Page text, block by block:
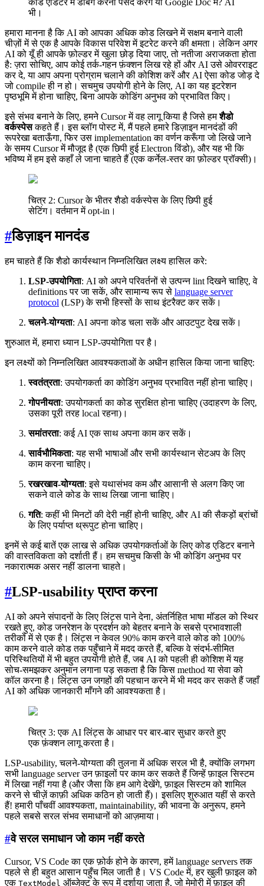
कोड एडिटर में डीबग करना पसंद करेंगे या Google Doc में? AI
भी।
हमारा मानना है कि AI को आपका अधिक कोड लिखने में सक्षम बनाने वाली
चीज़ों में से एक है आपके विकास परिवेश में इटरेट करने की क्षमता। लेकिन अगर
AI को यूँ ही आपके फ़ोल्डर में खुला छोड़ दिया जाए, तो नतीजा अराजकता होता
है: ज़रा सोचिए, आप कोई तर्क-गहन फ़ंक्शन लिख रहे हों और AI उसे ओवरराइट
कर दे, या आप अपना प्रोग्राम चलाने की कोशिश करें और AI ऐसा कोड जोड़ दे
जो compile ही न हो। सचमुच उपयोगी होने के लिए, AI का यह इटरेशन
पृष्ठभूमि में होना चाहिए, बिना आपके कोडिंग अनुभव को प्रभावित किए।
इसे संभव बनाने के लिए, हमने Cursor में वह लागू किया है जिसे हमशैडो
वर्कस्पेसकहते हैं। इस ब्लॉग पोस्ट में, मैं पहले हमारे डिज़ाइन मानदंडों की
रूपरेखा बताऊँगा, फिर उस implementation का वर्णन करूँगा जो लिखे जाने
के समय Cursor में मौजूद है (एक छिपी हुई Electron विंडो), और यह भी कि
भविष्य में हम इसे कहाँ ले जाना चाहते हैं (एक कर्नेल-स्तर का फ़ोल्डर प्रॉक्सी)।
चित्र 2: Cursor के भीतर शैडो वर्कस्पेस के लिए छिपी हुई
सेटिंग। वर्तमान में opt-in।
#डिज़ाइन मानदंड
हम चाहते हैं कि शैडो कार्यस्थान निम्नलिखित लक्ष्य हासिल करे:
LSP-उपयोगिता: AI को अपने परिवर्तनों से उत्पन्न lint दिखने चाहिए, वे
definitions पर जा सकें, और सामान्य रूप से language server
protocol (LSP) के सभी हिस्सों के साथ इंटरैक्ट कर सकें।
चलने-योग्यता: AI अपना कोड चला सकें और आउटपुट देख सकें।
शुरुआत में, हमारा ध्यान LSP-उपयोगिता पर है।
इन लक्ष्यों को निम्नलिखित आवश्यकताओं के अधीन हासिल किया जाना चाहिए:
स्वतंत्रता: उपयोगकर्ता का कोडिंग अनुभव प्रभावित नहीं होना चाहिए।
गोपनीयता: उपयोगकर्ता का कोड सुरक्षित होना चाहिए (उदाहरण के लिए,
उसका पूरी तरह local रहना)।
समांतरता: कई AI एक साथ अपना काम कर सकें।
सार्वभौमिकता: यह सभी भाषाओं और सभी कार्यस्थान सेटअप के लिए
काम करना चाहिए।
रखरखाव-योग्यता: इसे यथासंभव कम और आसानी से अलग किए जा
सकने वाले कोड के साथ लिखा जाना चाहिए।
गति: कहीं भी मिनटों की देरी नहीं होनी चाहिए, और AI की सैकड़ों ब्रांचों
के लिए पर्याप्त थ्रूपुट होना चाहिए।
इनमें से कई बातें एक लाख से अधिक उपयोगकर्ताओं के लिए कोड एडिटर बनाने
की वास्तविकता को दर्शाती हैं। हम सचमुच किसी के भी कोडिंग अनुभव पर
नकारात्मक असर नहीं डालना चाहते।
#LSP-usability प्राप्त करना
AI को अपने संपादनों के लिए लिंट्स पाने देना, अंतर्निहित भाषा मॉडल को स्थिर
रखते हुए, कोड जनरेशन के प्रदर्शन को बेहतर बनाने के सबसे प्रभावशाली
तरीकों में से एक है। लिंट्स न केवल 90% काम करने वाले कोड को 100%
काम करने वाले कोड तक पहुँचाने में मदद करते हैं, बल्कि वे संदर्भ-सीमित
परिस्थितियों में भी बहुत उपयोगी होते हैं, जब AI को पहली ही कोशिश में यह
सोच-समझकर अनुमान लगाना पड़ सकता है कि किस method या सेवा को
कॉल करना है। लिंट्स उन जगहों की पहचान करने में भी मदद कर सकते हैं जहाँ
AI को अधिक जानकारी माँगने की आवश्यकता है।
चित्र 3: एक AI लिंट्स के आधार पर बार-बार सुधार करते हुए
एक फ़ंक्शन लागू करता है।
LSP-usability, चलने-योग्यता की तुलना में अधिक सरल भी है, क्योंकि लगभग
सभी language server उन फ़ाइलों पर काम कर सकते हैं जिन्हें फ़ाइल सिस्टम
में लिखा नहीं गया है (और जैसा कि हम आगे देखेंगे, फ़ाइल सिस्टम को शामिल
करने से चीज़ें काफ़ी अधिक कठिन हो जाती हैं)। इसलिए शुरुआत यहीं से करते
हैं! हमारी पाँचवीं आवश्यकता, maintainability, की भावना के अनुरूप, हमने
पहले सबसे सरल संभव समाधानों को आज़माया।
#वे सरल समाधान जो काम नहीं करते
Cursor, VS Code का एक फ़ोर्क होने के कारण, हमें language servers तक
पहले से ही बहुत आसान पहुँच मिल जाती है। VS Code में, हर खुली फ़ाइल को
एक TextModel ऑब्जेक्ट के रूप में दर्शाया जाता है, जो मेमोरी में फ़ाइल की